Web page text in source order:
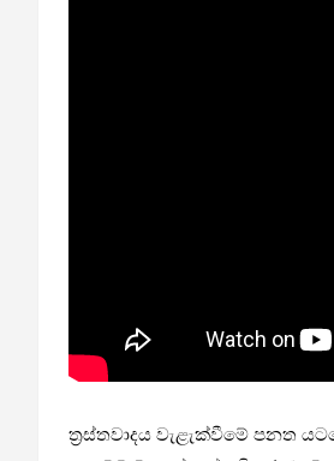
ත්‍රස්තවාදය වැළැක්වීමේ පනත